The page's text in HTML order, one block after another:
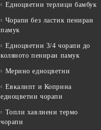
Едноцветни терлици бамбук
Чорапи без ластик пениран
памук
Едноцветни 3/4 чорапи до
коляното пениран памук
Мерино едноцветни
Евкалипт и Коприна
едноцветни чорапи
Топли хавлиени термо
чорапи